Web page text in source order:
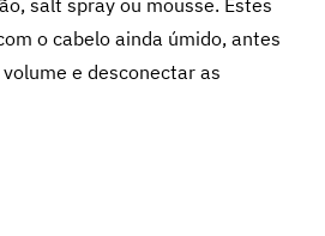
o cabelo ainda úmido, antes
e desconectar as